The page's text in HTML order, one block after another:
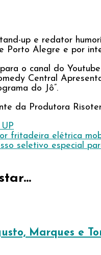
up e redator
Porto Alegre e por
o canal do
Central
do Jô”.
da Produtora
fritadeira elétrica
seletivo especial
Marques e